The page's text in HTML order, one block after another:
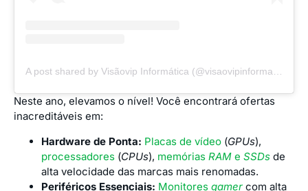
Neste ano, elevamos o nível! Você encontrará ofertas
inacreditáveis em:
Hardware de Ponta: Placas de vídeo (GPUs),
processadores (CPUs), memórias RAM e SSDs de
alta velocidade das marcas mais renomadas.
Periféricos Essenciais: Monitores gamer com alta